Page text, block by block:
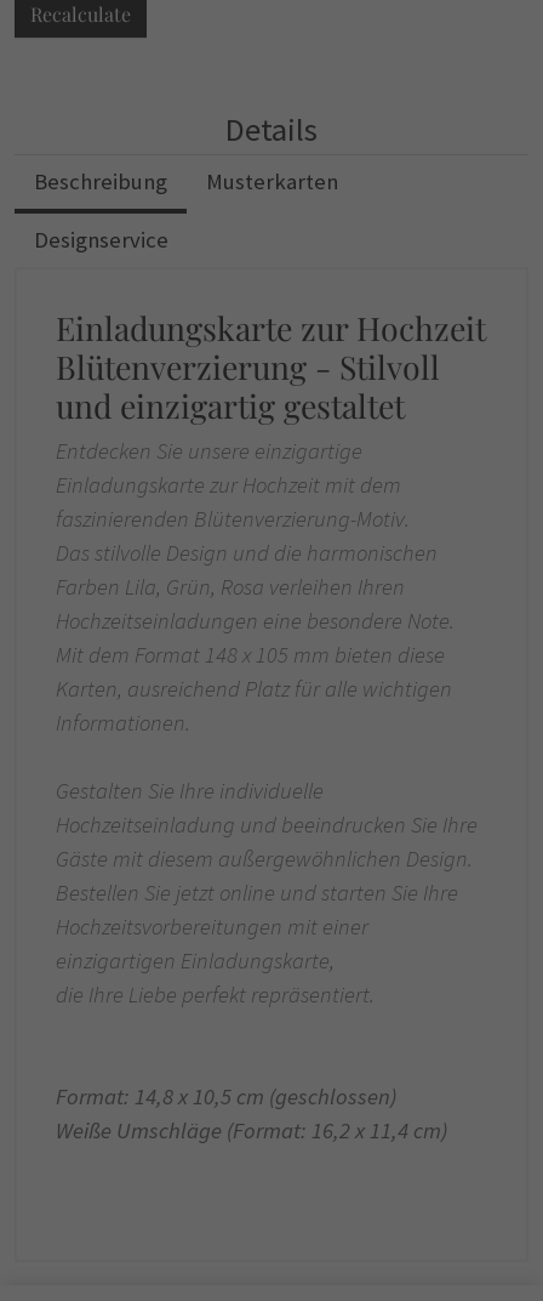
Recalculate
Details
Beschreibung Musterkarten
Designservice
Einladungskarte zur Hochzeit
Blütenverzierung - Stilvoll
und einzigartig gestaltet
Entdecken Sie unsere einzigartige
Einladungskarte zur Hochzeit mit dem
faszinierenden Blütenverzierung-Motiv.
Das stilvolle Design und die harmonischen
Farben Lila, Grün, Rosa verleihen Ihren
Hochzeitseinladungen eine besondere Note.
Mit dem Format 148 x 105 mm bieten diese
Karten, ausreichend Platz für alle wichtigen
Informationen.
Gestalten Sie Ihre individuelle
Hochzeitseinladung und beeindrucken Sie Ihre
Gäste mit diesem außergewöhnlichen Design.
Bestellen Sie jetzt online und starten Sie Ihre
Hochzeitsvorbereitungen mit einer
einzigartigen Einladungskarte,
die Ihre Liebe perfekt repräsentiert.
Format: 14,8 x 10,5 cm (geschlossen)
Weiße Umschläge (Format: 16,2 x 11,4 cm)